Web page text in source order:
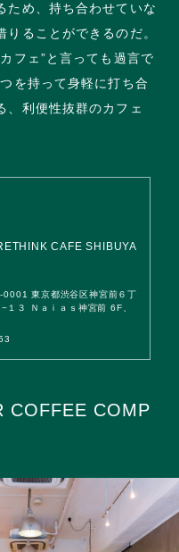
ため、持ち合わせていな
りることができるのだ。
フェ”と言っても過言で
を持って身軽に打ち合
、利便性抜群のカフェ
CAFE SHIBUYA
0001 東京都渋谷区神宮前６丁
−１３ Ｎａｉａｓ神宮前 6F、
COFFEE COMP